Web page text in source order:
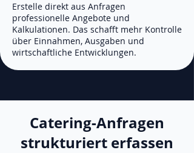
Erstelle direkt aus Anfragen
professionelle Angebote und
Kalkulationen. Das schafft mehr Kontrolle
über Einnahmen, Ausgaben und
wirtschaftliche Entwicklungen.
Catering-Anfragen
strukturiert erfassen